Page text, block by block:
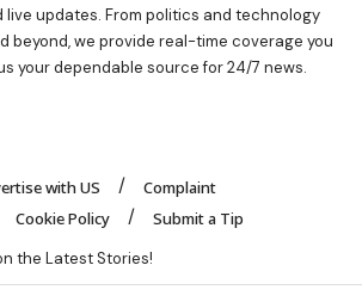
live updates. From politics and technology
beyond, we provide real-time coverage you
your dependable source for 24/7 news.
with US
Complaint
Cookie Policy Submit a Tip
the Latest Stories!